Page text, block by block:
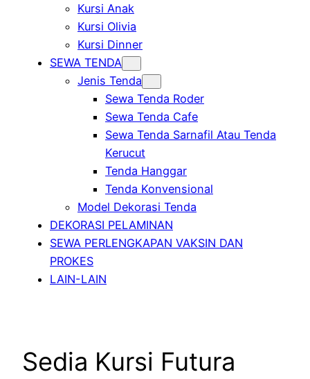
Kursi Anak
Kursi Olivia
Kursi Dinner
SEWA TENDA
Jenis Tenda
Sewa Tenda Roder
Sewa Tenda Cafe
Sewa Tenda Sarnafil Atau Tenda
Kerucut
Tenda Hanggar
Tenda Konvensional
Model Dekorasi Tenda
DEKORASI PELAMINAN
SEWA PERLENGKAPAN VAKSIN DAN
PROKES
LAIN-LAIN
Sedia Kursi Futura